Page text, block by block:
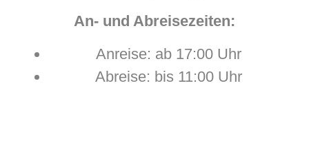
An- und Abreisezeiten:
Anreise: ab 17:00 Uhr
Abreise: bis 11:00 Uhr